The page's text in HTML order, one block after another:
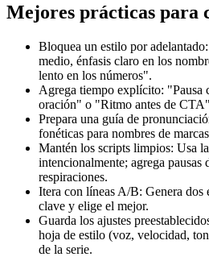
Mejores prácticas para
Bloquea un estilo por
medio, énfasis claro en los
lento en los números".
Agrega tiempo explícito: "Pausa
oración" o "Ritmo antes de
Prepara una guía de
fonéticas para nombres de
Mantén los scripts limpios: Usa
intencionalmente; agrega pausas
respiraciones.
Itera con líneas A/B: Genera dos
clave y elige el mejor.
Guarda los ajustes
hoja de estilo (voz, velocidad,
de la serie.